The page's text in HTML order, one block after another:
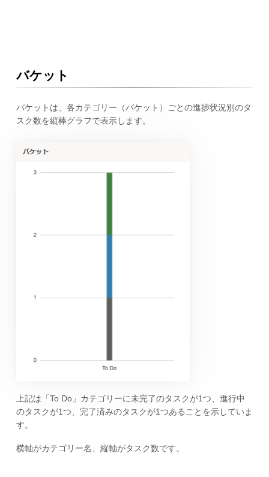
バケット
バケットは、各カテゴリー（バケット）ごとの進捗状況別のタ
スク数を縦棒グラフで表示します。
上記は「To Do」カテゴリーに未完了のタスクが1つ、進行中
のタスクが1つ、完了済みのタスクが1つあることを示していま
す。
横軸がカテゴリー名、縦軸がタスク数です。